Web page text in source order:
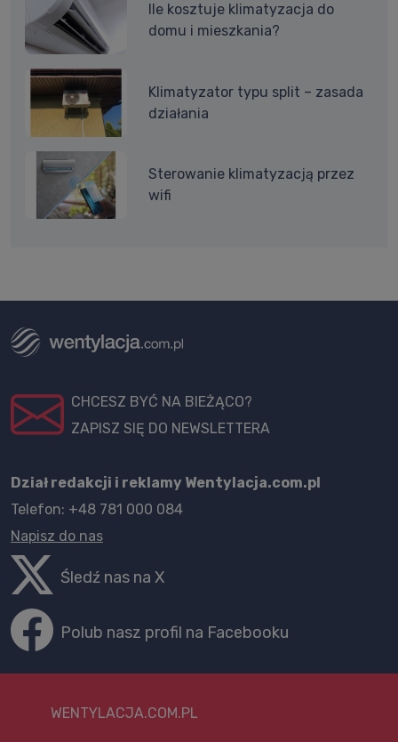
Ile kosztuje klimatyzacja do
domu i mieszkania?
Klimatyzator typu split – zasada
działania
Sterowanie klimatyzacją przez
wifi
CHCESZ BYĆ NA BIEŻĄCO?
ZAPISZ SIĘ DO NEWSLETTERA
Dział redakcji i reklamy Wentylacja.com.pl
Telefon: +48 781 000 084
Napisz do nas
Śledź nas na X
Polub nasz profil na Facebooku
WENTYLACJA.COM.PL